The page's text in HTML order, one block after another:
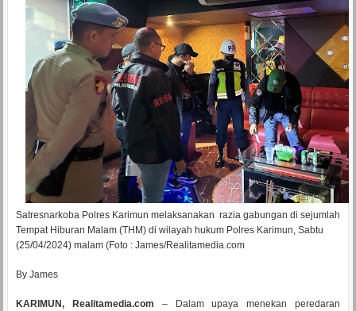
Satresnarkoba Polres Karimun melaksanakan razia gabungan di sejumlah
Tempat Hiburan Malam (THM) di wilayah hukum Polres Karimun, Sabtu
(25/04/2024) malam (Foto : James/Realitamedia.com
By James
KARIMUN, Realitamedia.com – Dalam upaya menekan peredaran